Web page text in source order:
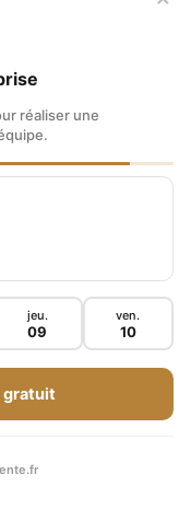
réaliser une
jeu.
09
ven.
10
gratuit